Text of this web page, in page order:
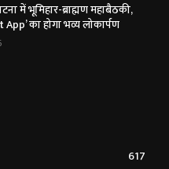
में भूमिहार-ब्राह्मण महाबैठकी,
का होगा भव्य लोकार्पण
617